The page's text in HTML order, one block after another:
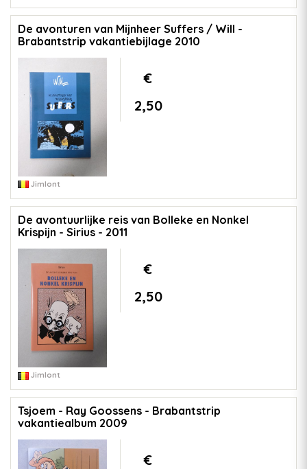
De avonturen van Mijnheer Suffers / Will -
Brabantstrip vakantiebijlage 2010
€
2,50
Jimlont
De avontuurlijke reis van Bolleke en Nonkel
Krispijn - Sirius - 2011
€
2,50
Jimlont
Tsjoem - Ray Goossens - Brabantstrip
vakantiealbum 2009
€